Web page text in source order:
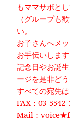
もママサポと
（グループも
い。
お子さんへメ
お手伝いします
記念日やお誕
ージを是非どう
すべての宛先は
FAX：03-5542-
Mail：